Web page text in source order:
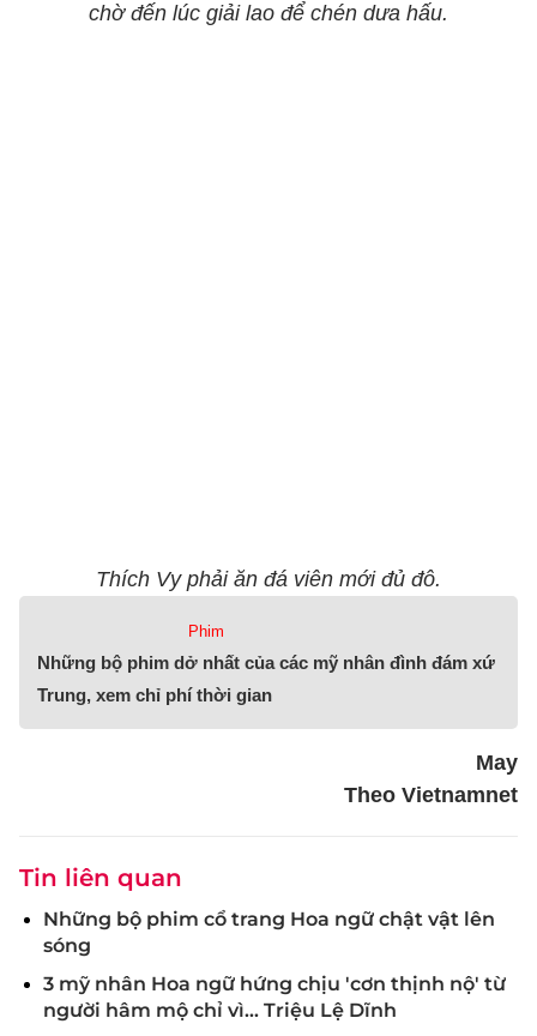
chờ đến lúc giải lao để chén dưa hấu.
Thích Vy phải ăn đá viên mới đủ đô.
Phim
Những bộ phim dở nhất của các mỹ nhân đình đám xứ
Trung, xem chỉ phí thời gian
May
Theo Vietnamnet
Tin liên quan
Những bộ phim cổ trang Hoa ngữ chật vật lên
sóng
3 mỹ nhân Hoa ngữ hứng chịu 'cơn thịnh nộ' từ
người hâm mộ chỉ vì... Triệu Lệ Dĩnh